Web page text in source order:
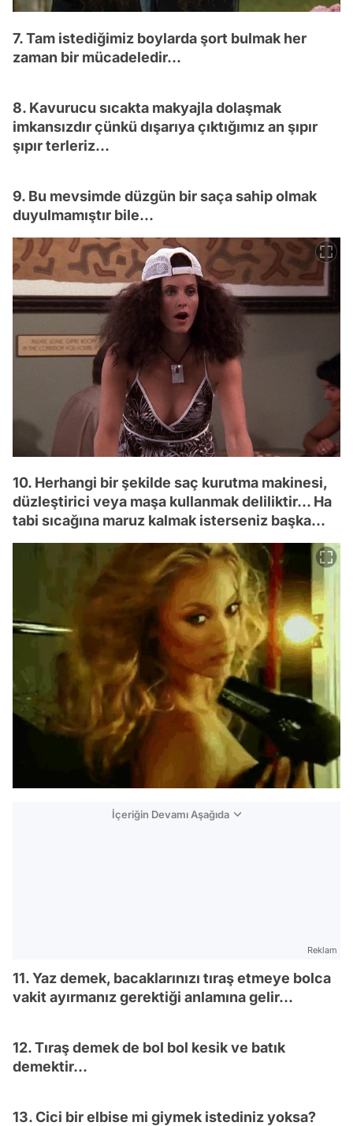
7. Tam istediğimiz boylarda şort bulmak her
zaman bir mücadeledir...
8. Kavurucu sıcakta makyajla dolaşmak
imkansızdır çünkü dışarıya çıktığımız an şıpır
şıpır terleriz...
9. Bu mevsimde düzgün bir saça sahip olmak
duyulmamıştır bile...
10. Herhangi bir şekilde saç kurutma makinesi,
düzleştirici veya maşa kullanmak deliliktir... Ha
tabi sıcağına maruz kalmak isterseniz başka...
İçeriğin Devamı Aşağıda
Reklam
11. Yaz demek, bacaklarınızı tıraş etmeye bolca
vakit ayırmanız gerektiği anlamına gelir...
12. Tıraş demek de bol bol kesik ve batık
demektir...
13. Cici bir elbise mi giymek istediniz yoksa?